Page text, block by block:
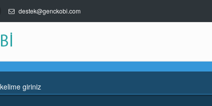
destek@genckobi.com
giriniz